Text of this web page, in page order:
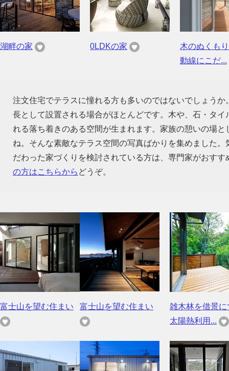
湖畔の家 0LDKの家
木のぬくも
動線にこだ...
注文住宅でテラスに憧れる方も多いのではないでしょう
長として設置される場合がほとんどです。木や、石・タ
れる落ち着きのある空間が生まれます。家族の憩いの場
ね。そんな素敵なテラス空間の写真ばかりを集めました
だわった家づくりを検討されている方は、専門家がおす
の方はこちらから どうぞ。
富士山を望む住まい 富士山を望む住まい
雑木林を借景に
太陽熱利用...